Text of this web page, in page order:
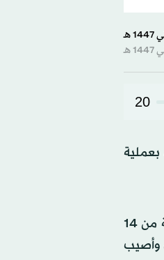
20
، لمطاردة خلية مكونة من 14
8 عناصر من الخلية، وأصيب